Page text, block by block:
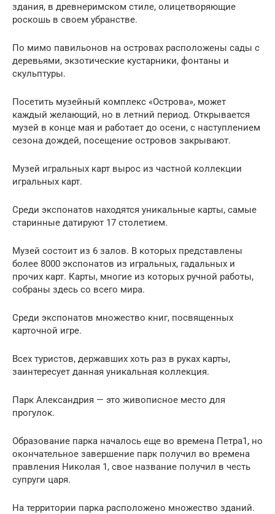
здания, в древнеримском стиле, олицетворяющие
роскошь в своем убранстве.
По мимо павильонов на островах расположены сады с
деревьями, экзотические кустарники, фонтаны и
скульптуры.
Посетить музейный комплекс «Острова», может
каждый желающий, но в летний период. Открывается
музей в конце мая и работает до осени, с наступлением
сезона дождей, посещение островов закрывают.
Музей игральных карт вырос из частной коллекции
игральных карт.
Среди экспонатов находятся уникальные карты, самые
старинные датируют 17 столетием.
Музей состоит из 6 залов. В которых представлены
более 8000 экспонатов из игральных, гадальных и
прочих карт. Карты, многие из которых ручной работы,
собраны здесь со всего мира.
Среди экспонатов множество книг, посвященных
карточной игре.
Всех туристов, державших хоть раз в руках карты,
заинтересует данная уникальная коллекция.
Парк Александрия — это живописное место для
прогулок.
Образование парка началось еще во времена Петра1, но
окончательное завершение парк получил во времена
правления Николая 1, свое название получил в честь
супруги царя.
На территории парка расположено множество зданий.